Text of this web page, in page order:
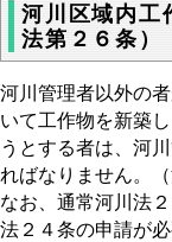
河川区域内工
法第２６条）
河川管理者以外の
いて工作物を新築
うとする者は、河
ればなりません。（
なお、通常河川法
法２４条の申請が